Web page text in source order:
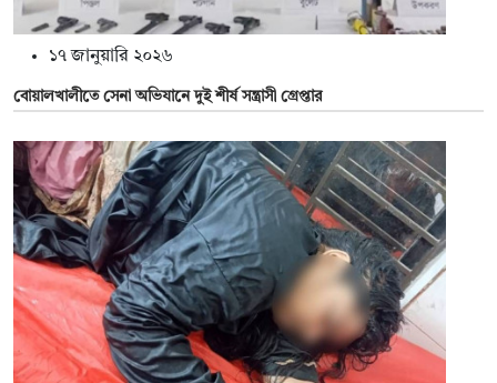
১৭ জানুয়ারি ২০২৬
বোয়ালখালীতে সেনা অভিযানে দুই শীর্ষ সন্ত্রাসী গ্রেপ্তার